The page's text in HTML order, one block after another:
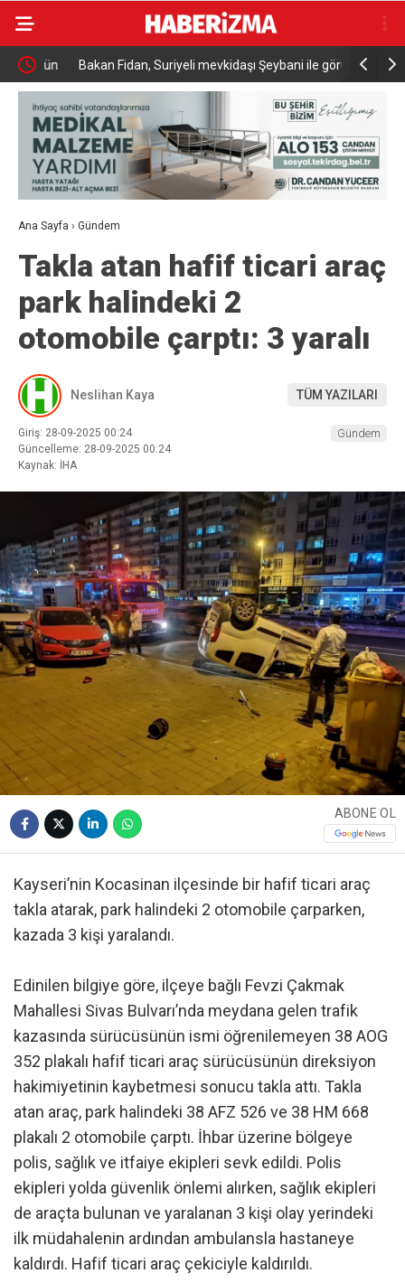
Bakan Fidan, Suriyeli mevkidaşı Şeybani ile görüştü Başkan
Ana Sayfa › Gündem
Takla atan hafif ticari araç
park halindeki 2
otomobile çarptı: 3 yaralı
Neslihan Kaya TÜM YAZILARI
Giriş: 28-09-2025 00:24
Güncelleme: 28-09-2025 00:24
Kaynak: İHA
Gündem
ABONE OL
Kayseri’nin Kocasinan ilçesinde bir hafif ticari araç
takla atarak, park halindeki 2 otomobile çarparken,
kazada 3 kişi yaralandı.
Edinilen bilgiye göre, ilçeye bağlı Fevzi Çakmak
Mahallesi Sivas Bulvarı’nda meydana gelen trafik
kazasında sürücüsünün ismi öğrenilemeyen 38 AOG
352 plakalı hafif ticari araç sürücüsünün direksiyon
hakimiyetinin kaybetmesi sonucu takla attı. Takla
atan araç, park halindeki 38 AFZ 526 ve 38 HM 668
plakalı 2 otomobile çarptı. İhbar üzerine bölgeye
polis, sağlık ve itfaiye ekipleri sevk edildi. Polis
ekipleri yolda güvenlik önlemi alırken, sağlık ekipleri
de araçta bulunan ve yaralanan 3 kişi olay yerindeki
ilk müdahalenin ardından ambulansla hastaneye
kaldırdı. Hafif ticari araç çekiciyle kaldırıldı.